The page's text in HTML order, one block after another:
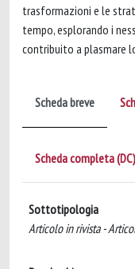
trasformazioni e le
tempo, esplorando i
contribuito a plasmare
Scheda breve
Scheda completa (DC)
Sottotipologia
Articolo in rivista -